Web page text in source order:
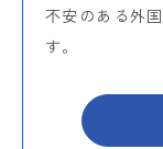
不安のある外
す。